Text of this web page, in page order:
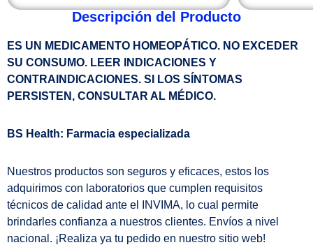
Descripción del Producto
ES UN MEDICAMENTO HOMEOPÁTICO. NO EXCEDER
SU CONSUMO. LEER INDICACIONES Y
CONTRAINDICACIONES. SI LOS SÍNTOMAS
PERSISTEN, CONSULTAR AL MÉDICO.
BS Health: Farmacia especializada
Nuestros productos son seguros y eficaces, estos los
adquirimos con laboratorios que cumplen requisitos
técnicos de calidad ante el INVIMA, lo cual permite
brindarles confianza a nuestros clientes. Envíos a nivel
nacional. ¡Realiza ya tu pedido en nuestro sitio web!